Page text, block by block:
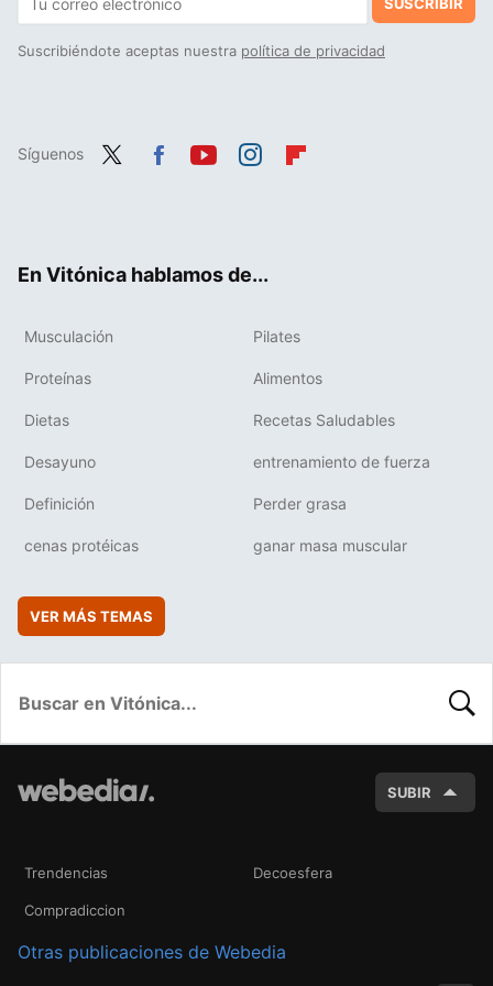
SUSCRIBIR
Suscribiéndote aceptas nuestra política de privacidad
Síguenos
En Vitónica hablamos de...
Musculación Pilates
Proteínas Alimentos
Dietas Recetas Saludables
Desayuno entrenamiento de fuerza
Definición Perder grasa
cenas protéicas ganar masa muscular
VER MÁS TEMAS
SUBIR
Trendencias Decoesfera
Compradiccion
Otras publicaciones de Webedia